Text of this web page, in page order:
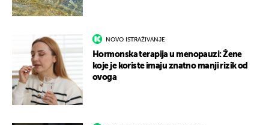
NOVO ISTRAŽIVANJE
Hormonska terapija u menopauzi: Žene
koje je koriste imaju znatno manji rizik od
ovoga